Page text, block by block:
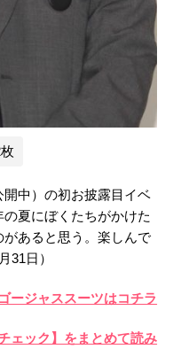
中）の初お披露目イベ
夏にぼくたちがかけた
あると思う。楽しんで
31日）
ージャススーツはコチラ
ェック】をまとめて読み